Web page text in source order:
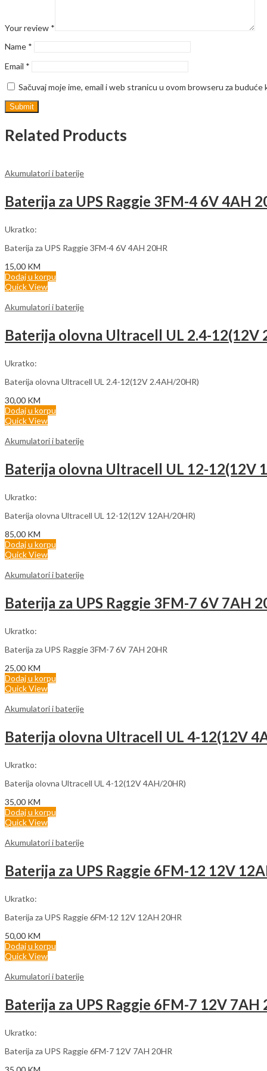
Your review *
Name *
Email *
Sačuvaj moje ime, email i web stranicu u ovom browseru za buduće
Related Products
Akumulatori i baterije
Baterija za UPS Raggie 3FM-4 6V 4AH
Ukratko:
Baterija za UPS Raggie 3FM-4 6V 4AH 20HR
15,00 KM
Dodaj u korpu
Quick View
Akumulatori i baterije
Baterija olovna Ultracell UL 2.4-12(12V
Ukratko:
Baterija olovna Ultracell UL 2.4-12(12V 2.4AH/20HR)
30,00 KM
Dodaj u korpu
Quick View
Akumulatori i baterije
Baterija olovna Ultracell UL 12-12(12V
Ukratko:
Baterija olovna Ultracell UL 12-12(12V 12AH/20HR)
85,00 KM
Dodaj u korpu
Quick View
Akumulatori i baterije
Baterija za UPS Raggie 3FM-7 6V 7AH
Ukratko:
Baterija za UPS Raggie 3FM-7 6V 7AH 20HR
25,00 KM
Dodaj u korpu
Quick View
Akumulatori i baterije
Baterija olovna Ultracell UL 4-12(12V
Ukratko:
Baterija olovna Ultracell UL 4-12(12V 4AH/20HR)
35,00 KM
Dodaj u korpu
Quick View
Akumulatori i baterije
Baterija za UPS Raggie 6FM-12 12V
Ukratko:
Baterija za UPS Raggie 6FM-12 12V 12AH 20HR
50,00 KM
Dodaj u korpu
Quick View
Akumulatori i baterije
Baterija za UPS Raggie 6FM-7 12V 7AH
Ukratko:
Baterija za UPS Raggie 6FM-7 12V 7AH 20HR